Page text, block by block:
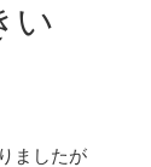
い
ましたが